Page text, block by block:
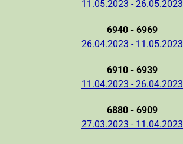
11.05.2023 - 26.05.2023
6940 - 6969
26.04.2023 - 11.05.2023
6910 - 6939
11.04.2023 - 26.04.2023
6880 - 6909
27.03.2023 - 11.04.2023